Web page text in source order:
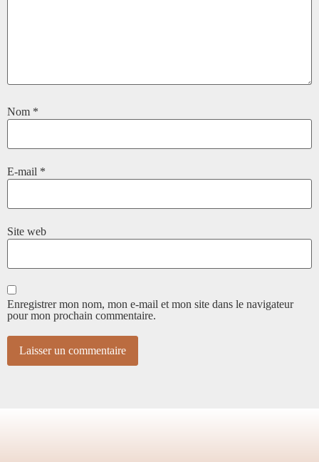
Nom *
E-mail *
Site web
Enregistrer mon nom, mon e-mail et mon site dans le navigateur
pour mon prochain commentaire.